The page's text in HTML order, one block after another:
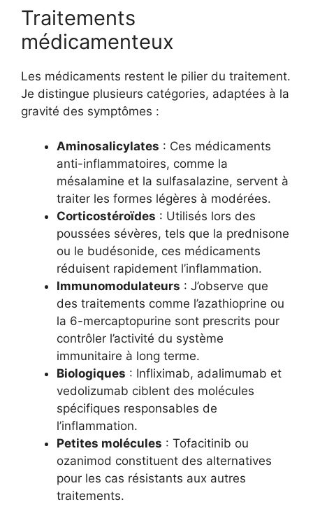
Traitements
médicamenteux
Les médicaments restent le pilier du traitement.
Je distingue plusieurs catégories, adaptées à la
gravité des symptômes :
Aminosalicylates : Ces médicaments
anti-inflammatoires, comme la
mésalamine et la sulfasalazine, servent à
traiter les formes légères à modérées.
Corticostéroïdes : Utilisés lors des
poussées sévères, tels que la prednisone
ou le budésonide, ces médicaments
réduisent rapidement l’inflammation.
Immunomodulateurs : J’observe que
des traitements comme l’azathioprine ou
la 6-mercaptopurine sont prescrits pour
contrôler l’activité du système
immunitaire à long terme.
Biologiques : Infliximab, adalimumab et
vedolizumab ciblent des molécules
spécifiques responsables de
l’inflammation.
Petites molécules : Tofacitinib ou
ozanimod constituent des alternatives
pour les cas résistants aux autres
traitements.